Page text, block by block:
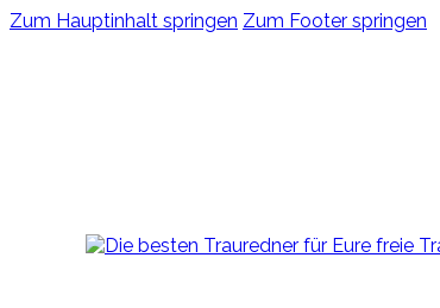
Zum Hauptinhalt springen Zum Footer springen